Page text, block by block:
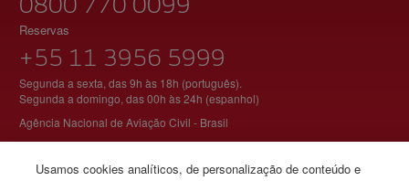
Reservas
+55 11 3956 5999
Segunda a sexta, das 9h às 18h (português).
Segunda a domingo, das 00h às 24h (espanhol)
Agência Nacional de Aviação Civil - Brasil
Usamos cookies analíticos, de personalização de conteúdo e